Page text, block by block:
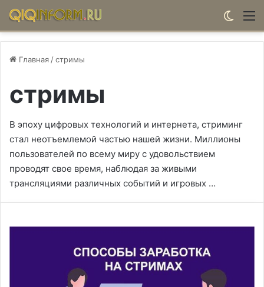
Главная /стримы
стримы
В эпоху цифровых технологий и интернета, стриминг
стал неотъемлемой частью нашей жизни. Миллионы
пользователей по всему миру с удовольствием
проводят свое время, наблюдая за живыми
трансляциями различных событий и игровых …